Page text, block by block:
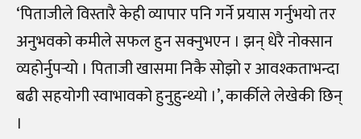
‘पिताजीले विस्तारै केही व्यापार पनि गर्ने प्रयास गर्नुभयो तर
अनुभवको कमीले सफल हुन सक्नुभएन । झन् धेरै नोक्सान
व्यहोर्नुपर्‍यो । पिताजी खासमा निकै सोझो र आवश्कताभन्दा
बढी सहयोगी स्वाभावको हुनुहुन्थ्यो ।’, कार्कीले लेखेकी छिन्
।